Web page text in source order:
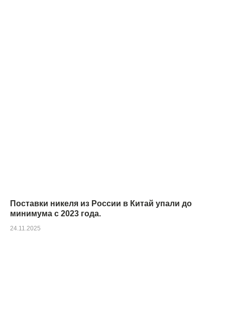
Поставки никеля из России в Китай упали до
минимума с 2023 года.
24.11.2025